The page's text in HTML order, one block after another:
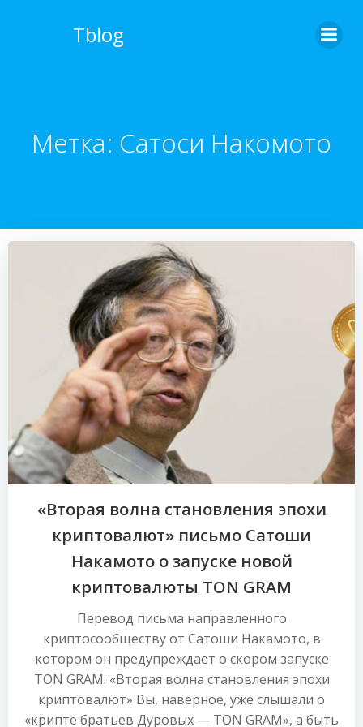
Tblog
Метка: Сатоси Накомото
«Вторая волна становления эпохи
криптовалют» письмо Сатоши
Накамото о запуске новой
криптовалюты TON GRAM
Перевод письма направленного
криптосообществу от Сатоши Накамото, в
котором он предупреждает о скором запуске
TON GRAM: «Вторая волна становления эпохи
криптовалют» Вы, наверное, уже слышали о
«крипте братьев Дуровых — TON GRAM», а быть